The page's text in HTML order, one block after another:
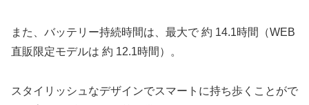
また、バッテリー持続時間は、最大で 約 14.1時間（WEB
直販限定モデルは 約 12.1時間）。
スタイリッシュなデザインでスマートに持ち歩くことがで